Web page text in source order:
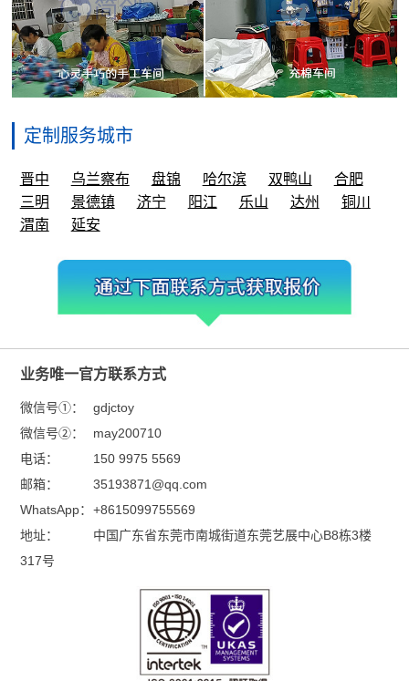
定制服务城市
晋中 乌兰察布 盘锦 哈尔滨 双鸭山
合肥
三明
景德镇 济宁 阳江 乐山 达州
铜川
渭南
延安
业务唯一官方联系方式
微信号①：
gdjctoy
微信号②：
may200710
电话：
150 9975 5569
邮箱：
35193871@qq.com
WhatsApp： +8615099755569
地址：
中国广东省东莞市南城街道东莞艺展中心B8栋3楼
317号